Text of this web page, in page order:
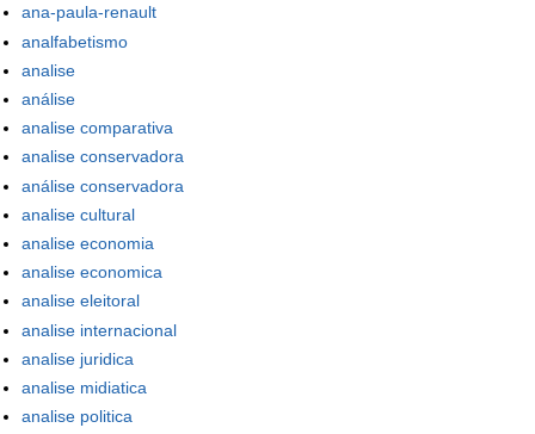
ana-paula-renault
analfabetismo
analise
análise
analise comparativa
analise conservadora
análise conservadora
analise cultural
analise economia
analise economica
analise eleitoral
analise internacional
analise juridica
analise midiatica
analise politica